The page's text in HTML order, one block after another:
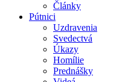
Články
Pútnici
Uzdravenia
Svedectvá
Úkazy
Homílie
Prednášky